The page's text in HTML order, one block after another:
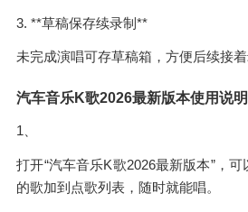
3. **草稿保存续录制**
未完成演唱可存草稿箱，方便后续接着
汽车音乐K歌2026最新版本使用说明
1、
打开“汽车音乐K歌2026最新版本”，
的歌加到点歌列表，随时就能唱。